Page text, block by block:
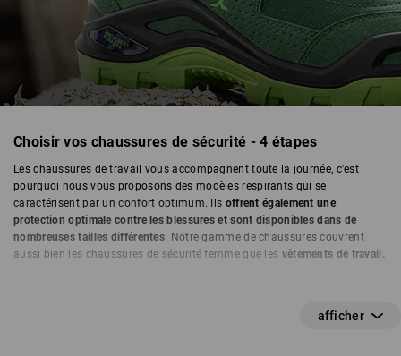
CHAUSSURES DE SÉCURITÉ
Choisir vos chaussures de sécurité - 4 étapes
Les chaussures de travail vous accompagnent toute la journée, c'est
pourquoi nous vous proposons des modèles respirants qui se
caractérisent par un confort optimum. Ils offrent également une
protection optimale contre les blessures et sont disponibles dans de
nombreuses tailles différentes. Notre gamme de chaussures couvrent
aussi bien les chaussures de sécurité femme que les vêtements de travail .